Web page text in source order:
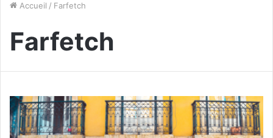
Accueil / Farfetch
Farfetch